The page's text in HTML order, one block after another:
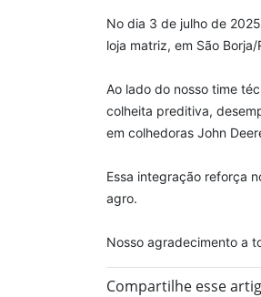
No dia ‎3‎ de ‎julho‎ de
loja matriz, em São Borja/
Ao lado do nosso time
colheita preditiva,
em colhedoras John
Essa integração reforça
agro.
Nosso agradecimento a
Compartilhe esse